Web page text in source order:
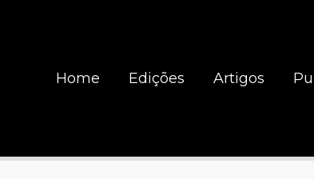
Home Edições Artigos